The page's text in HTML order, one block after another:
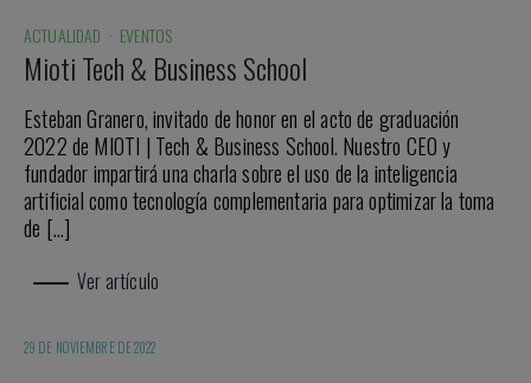
ACTUALIDAD · EVENTOS
Mioti Tech & Business School
Esteban Granero, invitado de honor en el acto de graduación
2022 de MIOTI | Tech & Business School. Nuestro CEO y
fundador impartirá una charla sobre el uso de la inteligencia
artificial como tecnología complementaria para optimizar la toma
de […]
Ver artículo
29 DE NOVIEMBRE DE 2022